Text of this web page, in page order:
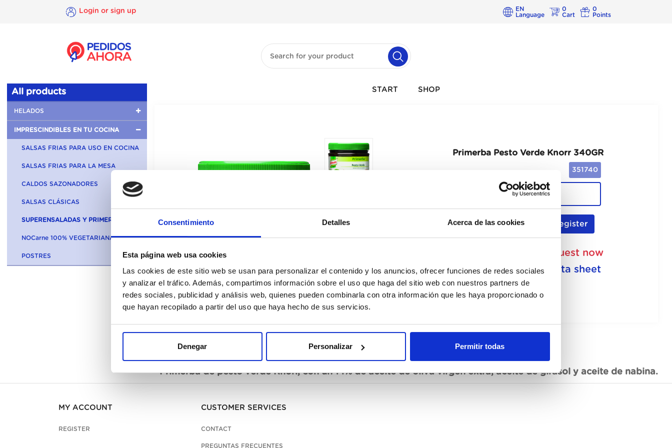
Consentimiento Detalles Acerca de las cookies
Esta página web usa cookies
Las cookies de este sitio web se usan para personalizar el contenido y los anuncios, ofrecer funciones de redes sociales
y analizar el tráfico. Además, compartimos información sobre el uso que haga del sitio web con nuestros partners de
redes sociales, publicidad y análisis web, quienes pueden combinarla con otra información que les haya proporcionado o
que hayan recopilado a partir del uso que haya hecho de sus servicios.
Denegar Personalizar Permitir todas
Login or sign up
EN
Language
0
Cart
0
Points
All products
HELADOS
IMPRESCINDIBLES EN TU COCINA
SALSAS FRIAS PARA USO EN COCINA
SALSAS FRIAS PARA LA MESA
CALDOS SAZONADORES
SALSAS CLÁSICAS
SUPERENSALADAS Y PRIMERBAS
NOCarne 100% VEGETARIANA
POSTRES
START SHOP
Primerba Pesto Verde Knorr 340GR
351740
Cajas
Register
Unavailable, request now
See data sheet
Description
Primerba de pesto verde Knorr, con un 14% de aceite de oliva virgen extra, aceite de girasol y aceite de nabina.
MY ACCOUNT
REGISTER
CUSTOMER SERVICES
CONTACT
PREGUNTAS FRECUENTES